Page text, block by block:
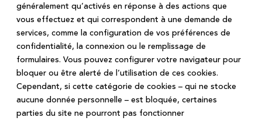
généralement qu’activés en réponse à des actions que
vous effectuez et qui correspondent à une demande de
services, comme la configuration de vos préférences de
confidentialité, la connexion ou le remplissage de
formulaires. Vous pouvez configurer votre navigateur pour
bloquer ou être alerté de l’utilisation de ces cookies.
Cependant, si cette catégorie de cookies – qui ne stocke
aucune donnée personnelle – est bloquée, certaines
parties du site ne pourront pas fonctionner